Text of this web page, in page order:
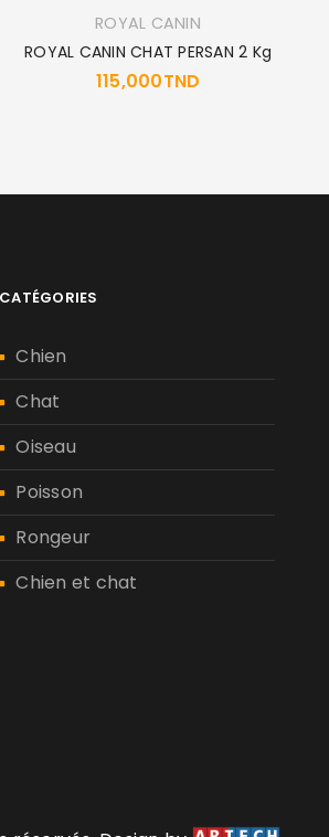
ROYAL CANIN
ROYAL CANIN CHAT PERSAN 2 Kg
115,000TND
CATÉGORIES
Chien
Chat
Oiseau
Poisson
Rongeur
Chien et chat